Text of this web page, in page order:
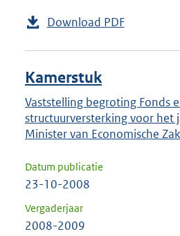
Download PDF
Kamerstuk
Vaststelling begroting Fonds
structuurversterking voor het
Minister van Economische
Datum publicatie
23-10-2008
Vergaderjaar
2008-2009